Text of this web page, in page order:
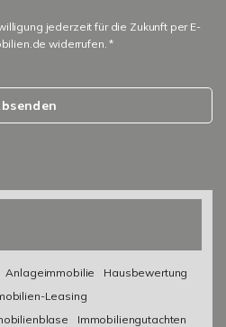
jederzeit für die Zukunft per E-
widerrufen. *
Anlageimmobilie
Hausbewertung
Leasing
Immobiliengutachten